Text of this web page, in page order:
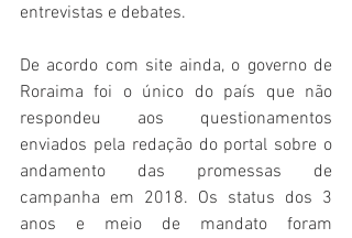
entrevistas e debates.
De acordo com site ainda, o governo de
Roraima foi o único do país que não
respondeu aos questionamentos
enviados pela redação do portal sobre o
andamento das promessas de
campanha em 2018. Os status dos 3
anos e meio de mandato foram